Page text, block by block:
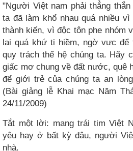
"Người Việt nam phải thẳng
ta đã làm khổ nhau quá nhiều
thành kiến, vì độc tôn phe nhóm
lại quá khứ tị hiềm, ngờ vực để
quy trách thế hệ chúng ta. Hãy
giấc mơ chung về đất nước, quê
để giới trẻ của chúng ta an
(Bài giảng lễ Khai mạc Năm
24/11/2009)
Tắt một lời: mang trái tim Việt
yêu hay ở bất kỳ đâu, người
nhà.